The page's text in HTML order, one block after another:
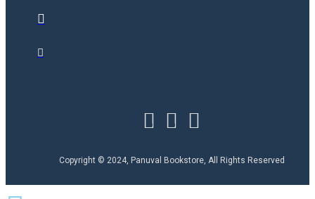
Copyright © 2024, Panuval Bookstore, All Rights Reserved